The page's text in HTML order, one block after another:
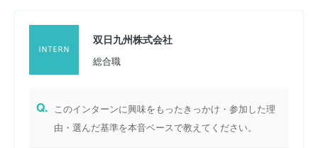
双日九州株式会社
総合職
Q.
このインターンに興味をもったきっかけ・参加した理
由・選んだ基準を本音ベースで教えてください。